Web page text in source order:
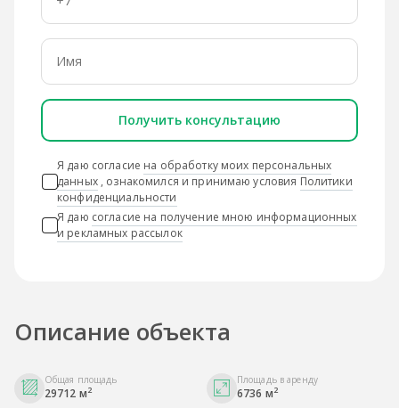
Получить консультацию
Я даю согласие на обработку моих персональных
данных, ознакомился и принимаю условия Политики
конфиденциальности
Я даю согласие на получение мною информационных
и рекламных рассылок
Описание объекта
Общая площадь
29712 м2
Площадь в аренду
6736 м2